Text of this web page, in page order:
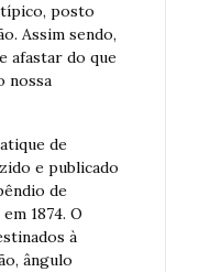
posto
Assim sendo,
afastar do que
nossa
de
e publicado
de
1874. O
à
ângulo